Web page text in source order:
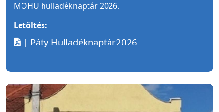
MOHU hulladéknaptár 2026.
Letöltés:
| Páty Hulladéknaptár2026